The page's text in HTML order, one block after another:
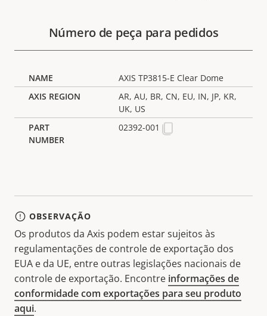
Número de peça para pedidos
AXIS TP3815-E Clear Dome
AR, AU, BR, CN, EU, IN, JP, KR,
UK, US
02392-001
OBSERVAÇÃO
Os produtos da Axis podem estar sujeitos às
regulamentações de controle de exportação dos
EUA e da UE, entre outras legislações nacionais de
controle de exportação. Encontre informações de
conformidade com exportações para seu produto
aqui.